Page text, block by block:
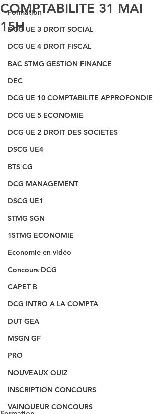
Formation
DCG UE 3 DROIT SOCIAL
DCG UE 4 DROIT FISCAL
BAC STMG GESTION FINANCE
DEC
DCG UE 10 COMPTABILITE APPROFONDIE
DCG UE 5 ECONOMIE
DCG UE 2 DROIT DES SOCIETES
DSCG UE4
BTS CG
DCG MANAGEMENT
DSCG UE1
STMG SGN
1STMG ECONOMIE
Economie en vidéo
Concours DCG
CAPET B
DCG INTRO A LA COMPTA
DUT GEA
MSGN GF
PRO
NOUVEAUX QUIZ
INSCRIPTION CONCOURS
VAINQUEUR CONCOURS
COMPTABILITE 31 MAI
15H